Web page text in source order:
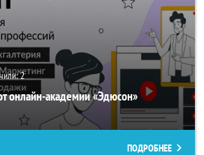
2
онлайн-академии «Эдюсон»
ПОДРОБНЕЕ